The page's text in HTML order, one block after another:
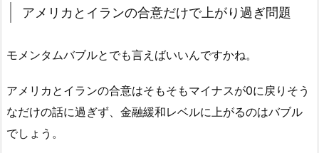
アメリカとイランの合意だけで上がり過ぎ問題
モメンタムバブルとでも言えばいいんですかね。
アメリカとイランの合意はそもそもマイナスが0に戻りそう
なだけの話に過ぎず、金融緩和レベルに上がるのはバブル
でしょう。